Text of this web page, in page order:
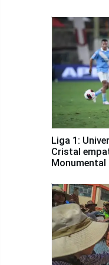
Liga 1:
Cristal
Monumental